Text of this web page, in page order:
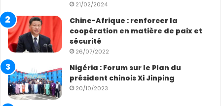
21/02/2024
Chine-Afrique : renforcer la
coopération en matière de paix et
sécurité
26/07/2022
Nigéria : Forum sur le Plan du
président chinois Xi Jinping
20/10/2023